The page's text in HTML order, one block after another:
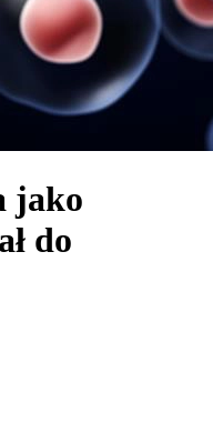
jako
do